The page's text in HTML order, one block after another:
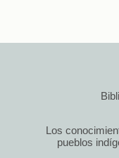
Los
pueblos